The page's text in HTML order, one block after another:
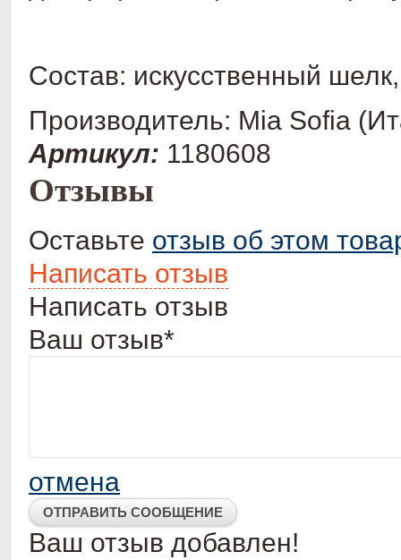
Состав: искусственный шелк,
Производитель: Mia Sofia
Артикул: 1180608
Отзывы
Оставьте отзыв об этом
Написать отзыв
Написать отзыв
Ваш отзыв*
отмена
Ваш отзыв добавлен!